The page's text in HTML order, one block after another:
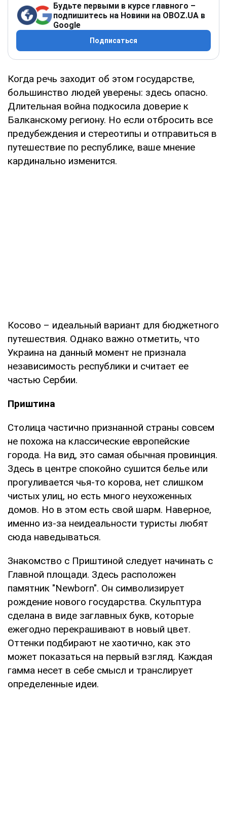
Будьте первыми в курсе главного –
подпишитесь на Новини на OBOZ.UA в
Google
Подписаться
Когда речь заходит об этом государстве,
большинство людей уверены: здесь опасно.
Длительная война подкосила доверие к
Балканскому региону. Но если отбросить все
предубеждения и стереотипы и отправиться в
путешествие по республике, ваше мнение
кардинально изменится.
Косово – идеальный вариант для бюджетного
путешествия. Однако важно отметить, что
Украина на данный момент не признала
независимость республики и считает ее
частью Сербии.
Приштина
Столица частично признанной страны совсем
не похожа на классические европейские
города. На вид, это самая обычная провинция.
Здесь в центре спокойно сушится белье или
прогуливается чья-то корова, нет слишком
чистых улиц, но есть много неухоженных
домов. Но в этом есть свой шарм. Наверное,
именно из-за неидеальности туристы любят
сюда наведываться.
Знакомство с Приштиной следует начинать с
Главной площади. Здесь расположен
памятник "Newborn". Он символизирует
рождение нового государства. Скульптура
сделана в виде заглавных букв, которые
ежегодно перекрашивают в новый цвет.
Оттенки подбирают не хаотично, как это
может показаться на первый взгляд. Каждая
гамма несет в себе смысл и транслирует
определенные идеи.